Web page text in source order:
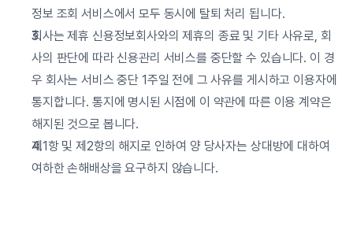
정보 조회 서비스에서 모두 동시에 탈퇴 처리 됩니다.
회사는 제휴 신용정보회사와의 제휴의 종료 및 기타 사유로, 회
사의 판단에 따라 신용관리 서비스를 중단할 수 있습니다. 이 경
우 회사는 서비스 중단 1주일 전에 그 사유를 게시하고 이용자에
통지합니다. 통지에 명시된 시점에 이 약관에 따른 이용 계약은
해지된 것으로 봅니다.
제1항 및 제2항의 해지로 인하여 양 당사자는 상대방에 대하여
여하한 손해배상을 요구하지 않습니다.